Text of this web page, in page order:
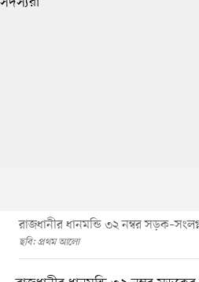
রাজধানীর ধানমন্ডি ৩২ নম্বর
ছবি: প্রথম আলো